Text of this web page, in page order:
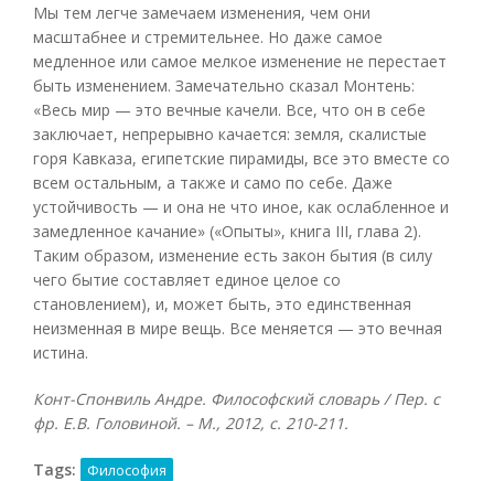
Мы тем легче замечаем изменения, чем они
масштабнее и стремительнее. Но даже самое
медленное или самое мелкое изменение не перестает
быть изменением. Замечательно сказал Монтень:
«Весь мир — это вечные качели. Все, что он в себе
заключает, непрерывно качается: земля, скалистые
горя Кавказа, египетские пирамиды, все это вместе со
всем остальным, а также и само по себе. Даже
устойчивость — и она не что иное, как ослабленное и
замедленное качание» («Опыты», книга III, глава 2).
Таким образом, изменение есть закон бытия (в силу
чего бытие составляет единое целое со
становлением), и, может быть, это единственная
неизменная в мире вещь. Все меняется — это вечная
истина.
Конт-Спонвиль Андре. Философский словарь / Пер. с
фр. Е.В. Головиной. – М., 2012, с. 210-211.
Tags: Философия